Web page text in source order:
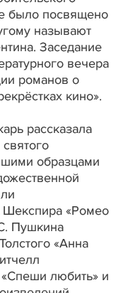
было посвящено
называют
Заседание
вечера
романов о
кино».
рассказала
образцами
Шекспира «Ромео
Пушкина
«Анна
любить» и